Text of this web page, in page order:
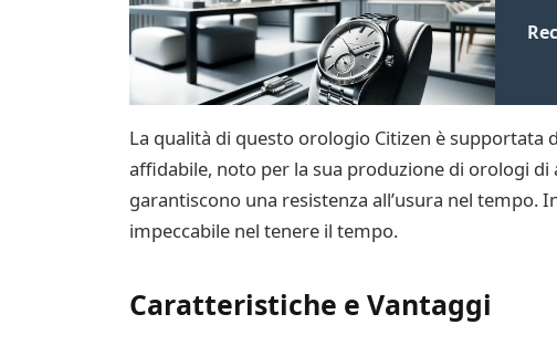
La qualità di questo orologio Citizen è supportata
affidabile, noto per la sua produzione di orologi di
garantiscono una resistenza all’usura nel
impeccabile nel tenere il tempo.
Caratteristiche e Vantaggi